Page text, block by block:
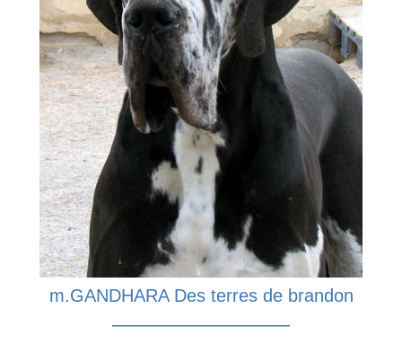
m.GANDHARA Des terres de brandon
—————————